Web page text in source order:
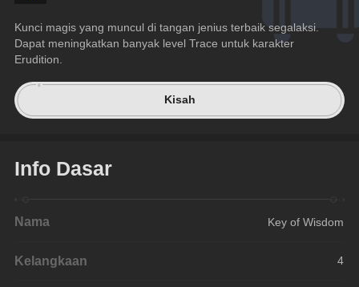
Kunci magis yang muncul di tangan jenius terbaik segalaksi.
Dapat meningkatkan banyak level Trace untuk karakter
Erudition.
Kisah
Info Dasar
Nama Key of Wisdom
Kelangkaan 4